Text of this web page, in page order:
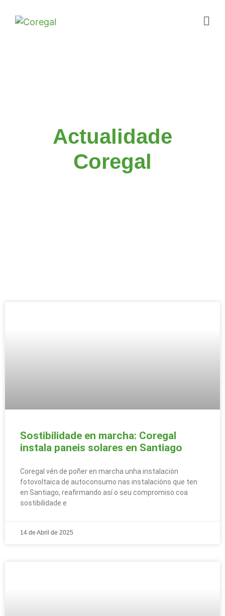
Actualidade
Coregal
Sostibilidade en marcha: Coregal
instala paneis solares en Santiago
Coregal vén de poñer en marcha unha instalación
fotovoltaica de autoconsumo nas instalacións que ten
en Santiago, reafirmando así o seu compromiso coa
sostibilidade e
14 de Abril de 2025